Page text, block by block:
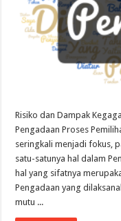
Risiko dan Dampak
Pengadaan Proses
seringkali menjadi fokus,
satu-satunya hal dalam
hal yang sifatnya
Pengadaan yang
mutu ...